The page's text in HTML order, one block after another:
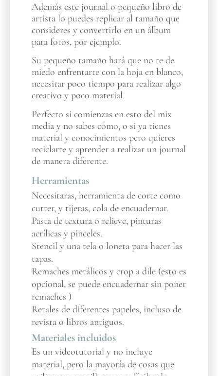
Además este journal o pequeño libro de
artista lo puedes replicar al tamaño que
consideres y convertirlo en un álbum
para fotos, por ejemplo.
Su pequeño tamaño hará que no te de
miedo enfrentarte con la hoja en blanco,
necesitar poco tiempo para realizar algo
creativo y poco material.
Perfecto si comienzas en esto del mix
media y no sabes cómo, o si ya tienes
material y conocimientos pero quieres
reciclarte y aprender a realizar un journal
de manera diferente.
Herramientas
Necesitaras, herramienta de corte como
cutter, y tijeras, cola de encuadernar.
Pasta de textura o relieve, pinturas
acrílicas y pinceles.
Stencil y una tela o loneta para hacer las
tapas.
Remaches metálicos y crop a dile (esto es
opcional, se puede encuadernar sin poner
remaches )
Retales de diferentes papeles, incluso de
revista o libros antiguos.
Materiales incluidos
Es un videotutorial y no incluye
material, pero la mayoría de cosas que